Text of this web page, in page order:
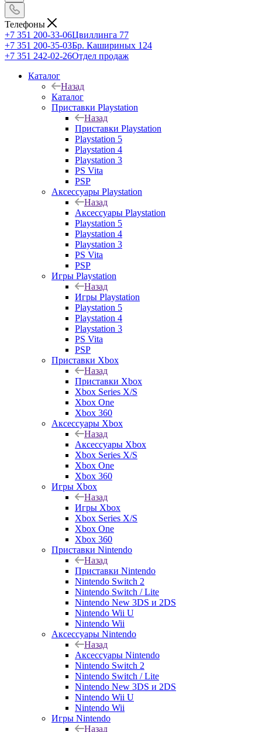
Телефоны
+7 351 200-33-06Цвиллинга 77
+7 351 200-35-03Бр. Кашириных 124
+7 351 242-02-26Отдел продаж
Каталог
Назад
Каталог
Приставки Playstation
Назад
Приставки Playstation
Playstation 5
Playstation 4
Playstation 3
PS Vita
PSP
Аксессуары Playstation
Назад
Аксессуары Playstation
Playstation 5
Playstation 4
Playstation 3
PS Vita
PSP
Игры Playstation
Назад
Игры Playstation
Playstation 5
Playstation 4
Playstation 3
PS Vita
PSP
Приставки Xbox
Назад
Приставки Xbox
Xbox Series X/S
Xbox One
Xbox 360
Аксессуары Xbox
Назад
Аксессуары Xbox
Xbox Series X/S
Xbox One
Xbox 360
Игры Xbox
Назад
Игры Xbox
Xbox Series X/S
Xbox One
Xbox 360
Приставки Nintendo
Назад
Приставки Nintendo
Nintendo Switch 2
Nintendo Switch / Lite
Nintendo New 3DS и 2DS
Nintendo Wii U
Nintendo Wii
Аксессуары Nintendo
Назад
Аксессуары Nintendo
Nintendo Switch 2
Nintendo Switch / Lite
Nintendo New 3DS и 2DS
Nintendo Wii U
Nintendo Wii
Игры Nintendo
Назад